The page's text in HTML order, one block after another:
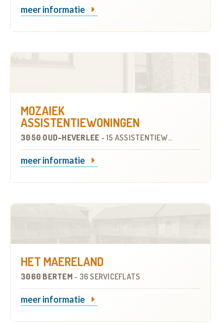
meer informatie
MOZAIEK
ASSISTENTIEWONINGEN
3050 OUD-HEVERLEE - 15 ASSISTENTIEWONINGEN
meer informatie
HET MAERELAND
3060 BERTEM - 36 SERVICEFLATS
meer informatie